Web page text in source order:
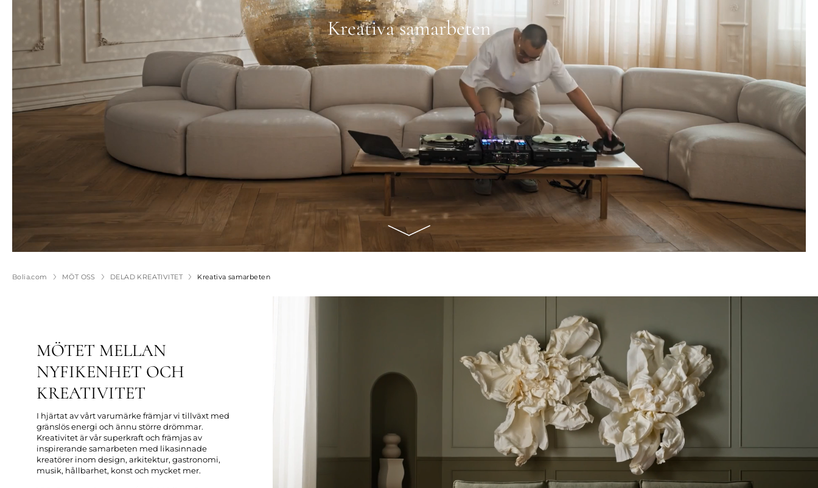
Kreativa samarbeten
Bolia.com MÖT OSS DELAD KREATIVITET Kreativa samarbeten
MÖTET MELLAN
NYFIKENHET OCH
KREATIVITET
I hjärtat av vårt varumärke främjar vi tillväxt med
gränslös energi och ännu större drömmar.
Kreativitet är vår superkraft och främjas av
inspirerande samarbeten med likasinnade
kreatörer inom design, arkitektur, gastronomi,
musik, hållbarhet, konst och mycket mer.